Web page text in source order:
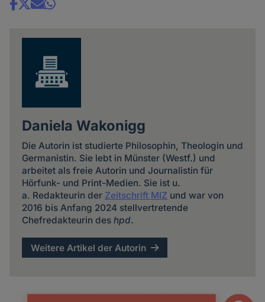
Share
Daniela Wakonigg
Die Autorin ist studierte Philosophin, Theologin und
Germanistin. Sie lebt in Münster (Westf.) und
arbeitet als freie Autorin und Journalistin für
Hörfunk- und Print-Medien. Sie ist u.
a. Redakteurin der Zeitschrift MIZ und war von
2016 bis Anfang 2024 stellvertretende
Chefredakteurin des hpd.
Weitere Artikel der Autorin